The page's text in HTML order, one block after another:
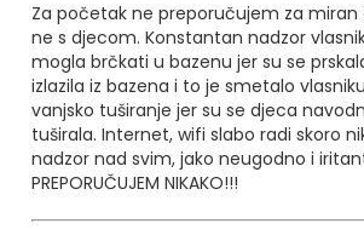
Za početak ne preporučujem za
ne s djecom. Konstantan nadzor
mogla brčkati u bazenu jer su se
izlazila iz bazena i to je smetalo
vanjsko tuširanje jer su se djeca
tuširala. Internet, wifi slabo radi skoro
nadzor nad svim, jako neugodno i
PREPORUČUJEM NIKAKO!!!